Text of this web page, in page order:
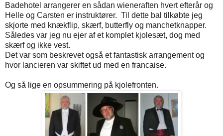
Badehotel arrangerer en sådan wieneraften hvert efterår og
Helle og Carsten er instruktører. Til dette bal tilkøbte jeg
skjorte med knækflip, skærf, butterfly og manchetknapper.
Således var jeg nu ejer af et komplet kjolesæt, dog med
skærf og ikke vest.
Det var som beskrevet også et fantastisk arrangement og
hvor lancieren var skiftet ud med en francaise.
Og så lige en opsummering på kjolefronten.